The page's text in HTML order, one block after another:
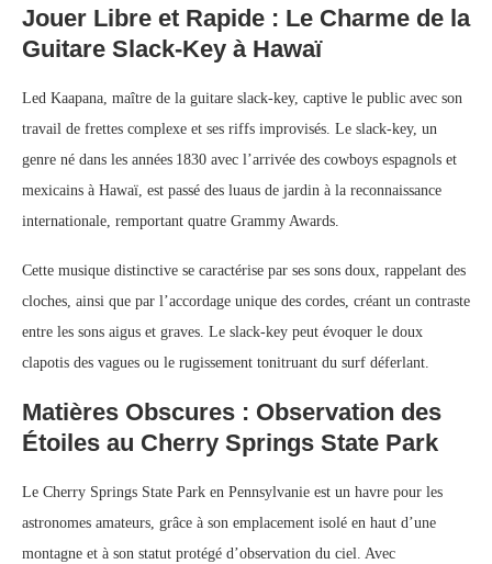
Jouer Libre et Rapide : Le Charme de la
Guitare Slack‑Key à Hawaï
Led Kaapana, maître de la guitare slack‑key, captive le public avec son
travail de frettes complexe et ses riffs improvisés. Le slack‑key, un
genre né dans les années 1830 avec l’arrivée des cowboys espagnols et
mexicains à Hawaï, est passé des luaus de jardin à la reconnaissance
internationale, remportant quatre Grammy Awards.
Cette musique distinctive se caractérise par ses sons doux, rappelant des
cloches, ainsi que par l’accordage unique des cordes, créant un contraste
entre les sons aigus et graves. Le slack‑key peut évoquer le doux
clapotis des vagues ou le rugissement tonitruant du surf déferlant.
Matières Obscures : Observation des
Étoiles au Cherry Springs State Park
Le Cherry Springs State Park en Pennsylvanie est un havre pour les
astronomes amateurs, grâce à son emplacement isolé en haut d’une
montagne et à son statut protégé d’observation du ciel. Avec